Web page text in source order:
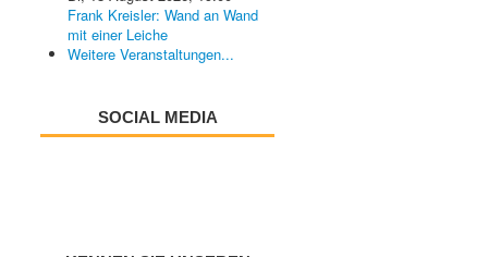
Frank Kreisler: Wand an Wand
mit einer Leiche
Weitere Veranstaltungen...
SOCIAL MEDIA